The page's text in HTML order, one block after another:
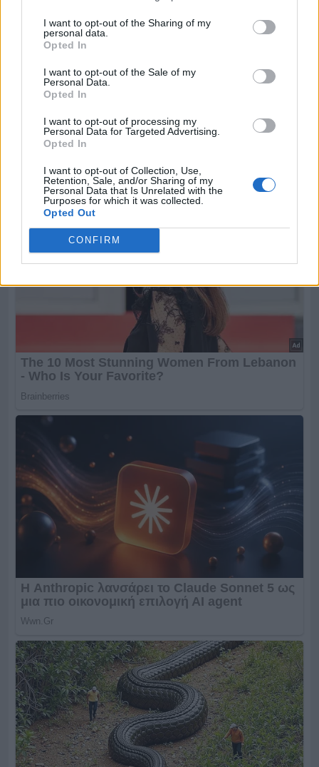
I want to opt-out of the Sharing of my
personal data.
Opted In
I want to opt-out of the Sale of my
Personal Data.
Opted In
I want to opt-out of processing my
Personal Data for Targeted Advertising.
Opted In
I want to opt-out of Collection, Use,
Retention, Sale, and/or Sharing of my
Personal Data that Is Unrelated with the
Purposes for which it was collected.
Opted Out
CONFIRM